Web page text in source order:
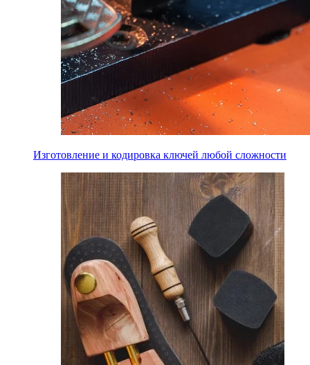
Изготовление и кодировка ключей любой сложности